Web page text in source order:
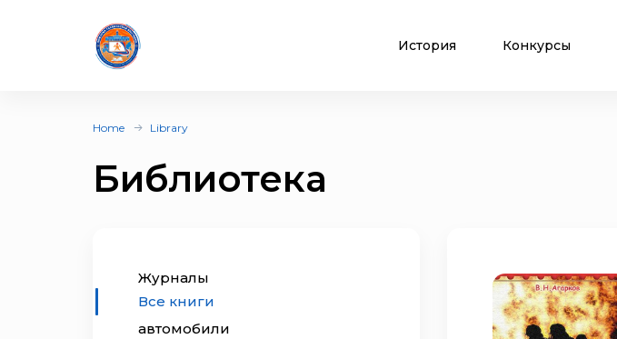
История Конкурсы
Home Library
Библиотека
Журналы
Все книги
автомобили